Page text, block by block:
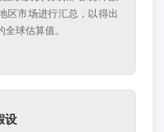
区市场进行汇总，以得出
球估算值。
设